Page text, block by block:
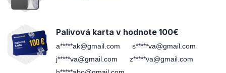
Palivová karta v hodnote 100€
a*****ak@gmail.com
s*****va@gmail.com
j*****va@gmail.com
z*****va@gmail.com